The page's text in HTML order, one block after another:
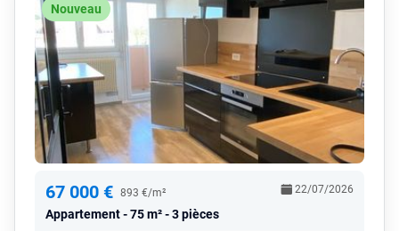
Nouveau
67 000 € 893 €/m²
Appartement 75 m² - 3 pièces
22/07/2026